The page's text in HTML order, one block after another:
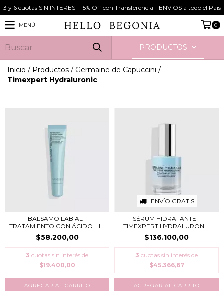
3 y 6 cuotas SIN INTERES - 15% Off con Transferencia - ENVIOS a todo el Pais
MENÚ 0
PRODUCTOS
Inicio / Productos / Germaine de Capuccini /
Timexpert Hydraluronic
BALSAMO LABIAL -
TRATAMIENTO CON ÁCIDO HI...
$58.200,00
3 cuotas sin interés de
$19.400,00
ENVÍO GRATIS
SÉRUM HIDRATANTE -
TIMEXPERT HYDRALURONI...
$136.100,00
3 cuotas sin interés de
$45.366,67